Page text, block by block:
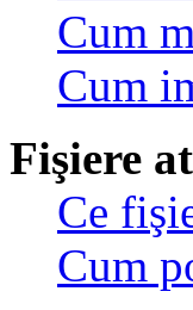
Cum
Cum
Fişiere
Ce
Cum